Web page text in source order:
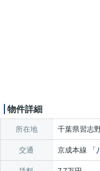
物件詳細
所在地 千葉県習志
交通 京成本線 「